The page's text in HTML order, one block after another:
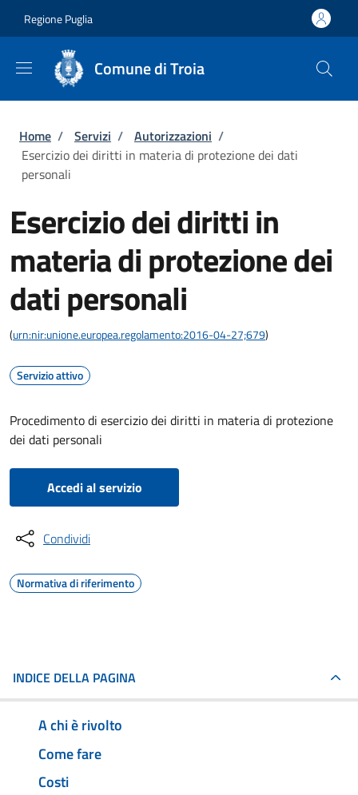
Regione Puglia
Comune di Troia
Briciole di pane
Home / Servizi / Autorizzazioni /
Esercizio dei diritti in materia di protezione dei dati
personali
Esercizio dei diritti in
materia di protezione dei
dati personali
(urn:nir:unione.europea.regolamento:2016-04-27;679)
Servizio attivo
Procedimento di esercizio dei diritti in materia di protezione
dei dati personali
Accedi al servizio
Condividi
Normativa di riferimento
INDICE DELLA PAGINA
A chi è rivolto
Come fare
Costi